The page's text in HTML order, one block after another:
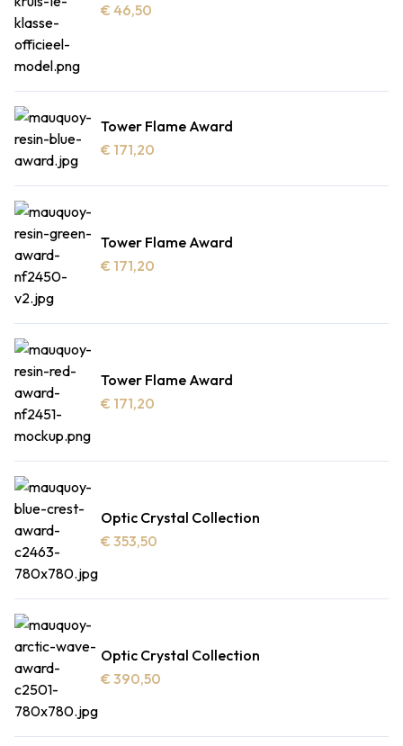
€ 46,50
Tower Flame Award
€ 171,20
Tower Flame Award
€ 171,20
Tower Flame Award
€ 171,20
Optic Crystal Collection
€ 353,50
Optic Crystal Collection
€ 390,50